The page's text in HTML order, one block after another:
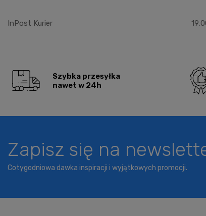
InPost Kurier
Szybka przesyłka
nawet w 24h
Zapisz się na
Cotygodniowa dawka inspiracji i wyjątkowych promocji.